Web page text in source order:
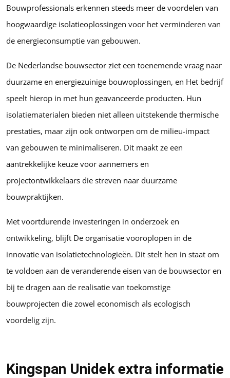
Bouwprofessionals erkennen steeds meer de voordelen van
hoogwaardige isolatieoplossingen voor het verminderen van
de energieconsumptie van gebouwen.
De Nederlandse bouwsector ziet een toenemende vraag naar
duurzame en energiezuinige bouwoplossingen, en Het bedrijf
speelt hierop in met hun geavanceerde producten. Hun
isolatiematerialen bieden niet alleen uitstekende thermische
prestaties, maar zijn ook ontworpen om de milieu-impact
van gebouwen te minimaliseren. Dit maakt ze een
aantrekkelijke keuze voor aannemers en
projectontwikkelaars die streven naar duurzame
bouwpraktijken.
Met voortdurende investeringen in onderzoek en
ontwikkeling, blijft De organisatie vooroplopen in de
innovatie van isolatietechnologieën. Dit stelt hen in staat om
te voldoen aan de veranderende eisen van de bouwsector en
bij te dragen aan de realisatie van toekomstige
bouwprojecten die zowel economisch als ecologisch
voordelig zijn.
Kingspan Unidek extra informatie